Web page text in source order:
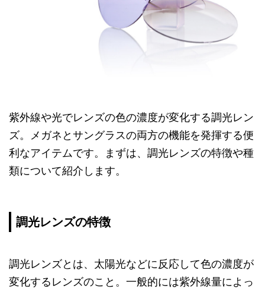
紫外線や光でレンズの色の濃度が変化する調光レン
ズ。メガネとサングラスの両方の機能を発揮する便
利なアイテムです。まずは、調光レンズの特徴や種
類について紹介します。
調光レンズの特徴
調光レンズとは、太陽光などに反応して色の濃度が
変化するレンズのこと。一般的には紫外線量によっ